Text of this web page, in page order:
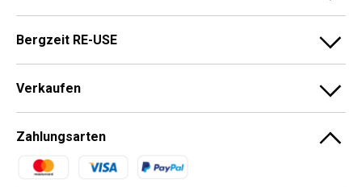
Bergzeit RE-USE
Verkaufen
Zahlungsarten
Zahlungsmethoden